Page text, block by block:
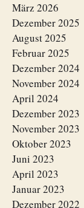
März 2026
Dezember 2025
August 2025
Februar 2025
Dezember 2024
November 2024
April 2024
Dezember 2023
November 2023
Oktober 2023
Juni 2023
April 2023
Januar 2023
Dezember 2022